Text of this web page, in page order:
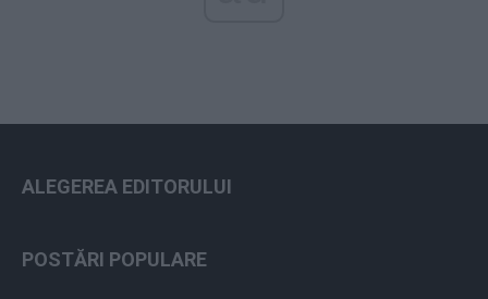
ALEGEREA EDITORULUI
POSTĂRI POPULARE